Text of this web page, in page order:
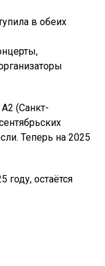
в обеих
(Санкт-
Теперь на 2025
остаётся